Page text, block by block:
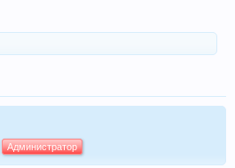
Администратор